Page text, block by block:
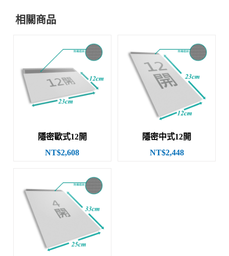
相關商品
隱密歐式12開
NT$2,608
隱密中式12開
NT$2,448